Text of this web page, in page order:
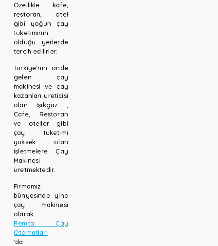
Özellikle kafe,
restoran, otel
gibi yoğun çay
tüketiminin
olduğu yerlerde
tercih edilirler.
Türkiye’nin önde
gelen çay
makinesi ve çay
kazanları üreticisi
olan Işıkgaz ,
Cafe, Restoran
ve oteller gibi
çay tüketimi
yüksek olan
işletmelere Çay
Makinesi
üretmektedir.
Firmamız
bünyesinde yine
çay makinesi
olarak
Remta Çay
Otomatları
’da